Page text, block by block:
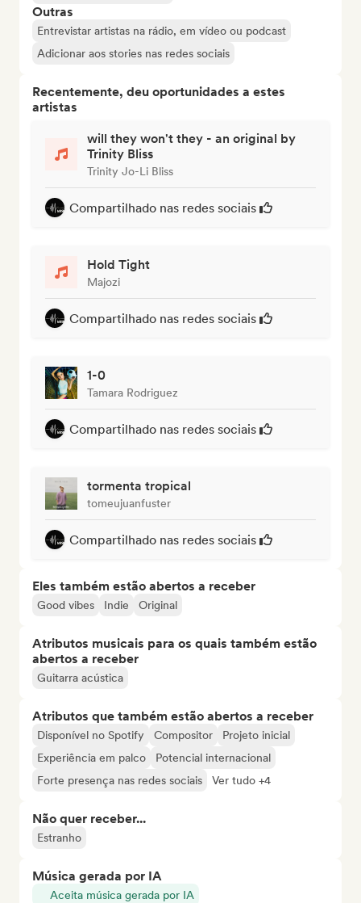
Outras
Entrevistar artistas na rádio, em vídeo ou podcast
Adicionar aos stories nas redes sociais
Recentemente, deu oportunidades a estes
artistas
will they won't they - an original by
Trinity Bliss
Trinity Jo-Li Bliss
Compartilhado nas redes sociais
Hold Tight
Majozi
Compartilhado nas redes sociais
1-0
Tamara Rodriguez
Compartilhado nas redes sociais
tormenta tropical
tomeujuanfuster
Compartilhado nas redes sociais
Eles também estão abertos a receber
Good vibes Indie Original
Atributos musicais para os quais também estão
abertos a receber
Guitarra acústica
Atributos que também estão abertos a receber
Disponível no Spotify Compositor
Projeto inicial
Experiência em palco
Potencial internacional
Forte presença nas redes sociais
Ver tudo +4
Não quer receber...
Estranho
Música gerada por IA
Aceita música gerada por IA